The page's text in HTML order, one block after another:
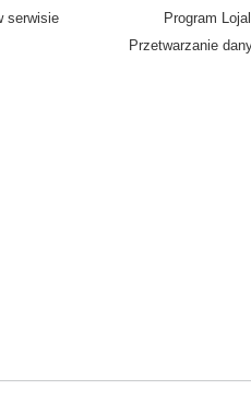
serwisie
Program
Przetwarzanie